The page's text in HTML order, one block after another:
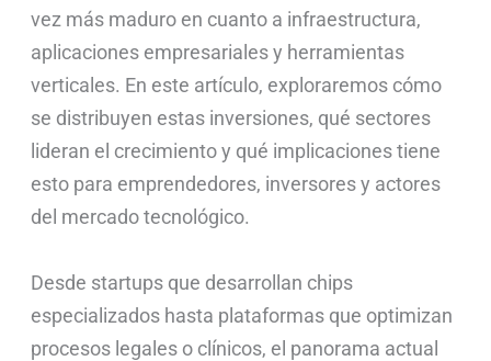
vez más maduro en cuanto a infraestructura,
aplicaciones empresariales y herramientas
verticales. En este artículo, exploraremos cómo
se distribuyen estas inversiones, qué sectores
lideran el crecimiento y qué implicaciones tiene
esto para emprendedores, inversores y actores
del mercado tecnológico.
Desde startups que desarrollan chips
especializados hasta plataformas que optimizan
procesos legales o clínicos, el panorama actual